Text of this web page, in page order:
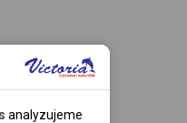
analyzujeme
použitelná